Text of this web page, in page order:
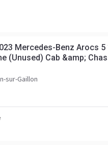
Mercedes-Benz Arocs 5
(Unused) Cab &amp;
sur-Gaillon